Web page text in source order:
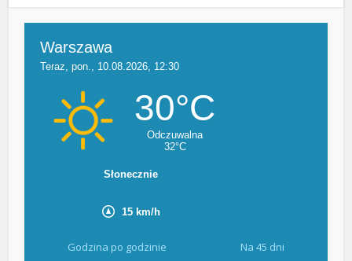
Godzina po godzinie Na 45 dni